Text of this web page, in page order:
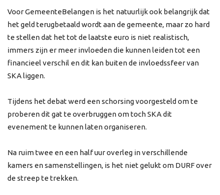
Voor GemeenteBelangen is het natuurlijk ook belangrijk dat
het geld terugbetaald wordt aan de gemeente, maar zo hard
te stellen dat het tot de laatste euro is niet realistisch,
immers zijn er meer invloeden die kunnen leiden tot een
financieel verschil en dit kan buiten de invloedssfeer van
SKA liggen.
Tijdens het debat werd een schorsing voorgesteld om te
proberen dit gat te overbruggen om toch SKA dit
evenement te kunnen laten organiseren.
Na ruim twee en een half uur overleg in verschillende
kamers en samenstellingen, is het niet gelukt om DURF over
de streep te trekken.